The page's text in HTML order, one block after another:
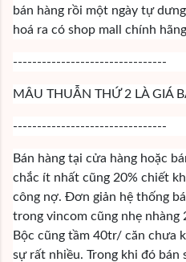
bán hàng rồi một ngày tự
hoá ra có shop mall chính
--------------------------------
MÂU THUẪN THỨ 2 LÀ GIÁ
--------------------------------
Bán hàng tại cửa hàng hoặc
chắc ít nhất cũng 20% chiết
công nợ. Đơn giản hệ thống
trong vincom cũng nhẹ
Bộc cũng tầm 40tr/ căn chưa
sự rất nhiều. Trong khi đó